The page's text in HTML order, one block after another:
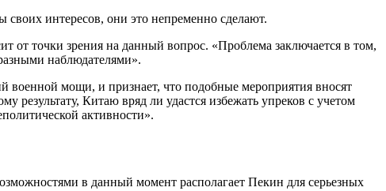
интересов, они это непременно сделают.
от точки зрения на данный вопрос. «Проблема заключается в том,
наблюдателями».
военной мощи, и признает, что подобные мероприятия вносят
Китаю вряд ли удастся избежать упреков с учетом
активности».
в данный момент располагает Пекин для серьезных